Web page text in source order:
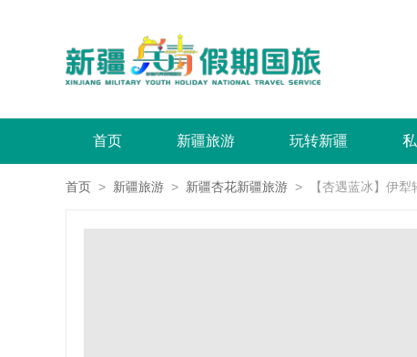
首页 新疆旅游 玩转新疆
首页 > 新疆旅游 > 新疆杏花新疆旅游 > 【杏遇蓝冰】伊犁